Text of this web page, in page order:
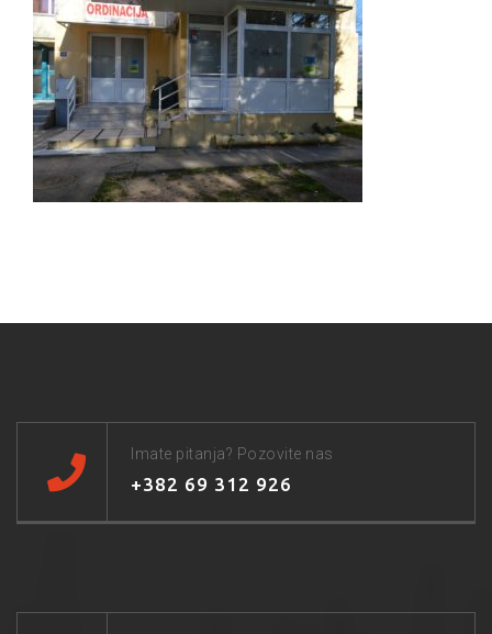
Imate pitanja? Pozovite nas
+382 69 312 926